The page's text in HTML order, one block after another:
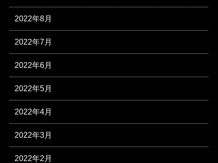
2022年8月
2022年7月
2022年6月
2022年5月
2022年4月
2022年3月
2022年2月